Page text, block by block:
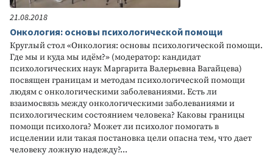
21.08.2018
Онкология: основы психологической помощи
Круглый стол «Онкология: основы психологической помощи.
Где мы и куда мы идём?» (модератор: кандидат
психологических наук Маргарита Валерьевна Вагайцева)
посвящен границам и методам психологической помощи
людям с онкологическими заболеваниями. Есть ли
взаимосвязь между онкологическими заболеваниями и
психологическим состоянием человека? Каковы границы
помощи психолога? Может ли психолог помогать в
исцелении или такая постановка цели опасна тем, что дает
человеку ложную надежду?...